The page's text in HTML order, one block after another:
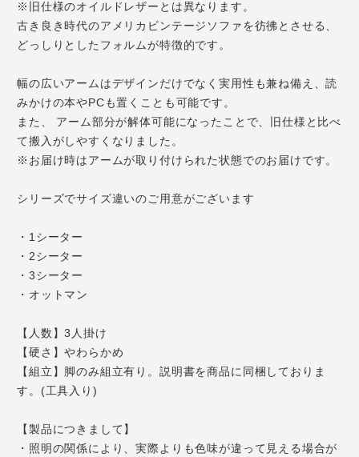
※旧仕様のオイルドレザーとは異なります。
古き良き時代のアメリカビンテージソファを彷彿とさせる、
どっしりとしたフォルムが特徴的です。
幅の広いアームはデザインだけでなく実用性も兼ね備え、読
みかけの本やPCも置くことも可能です。
また、 アーム部分が解体可能になったことで、旧仕様と比べ
て搬入がしやすくなりました。
※お届け時はアームが取り付けられた状態でのお届けです。
シリーズでサイズ違いのご用意がございます
・1シーター
・2シーター
・3シーター
・オットマン
【人数】3人掛け
【硬さ】やわらかめ
【組立】脚のみ組立有り。説明書を商品に同梱しておりま
す。(工具入り)
【製品につきまして】
・照明の関係により、実際よりも色味が違って見える場合が